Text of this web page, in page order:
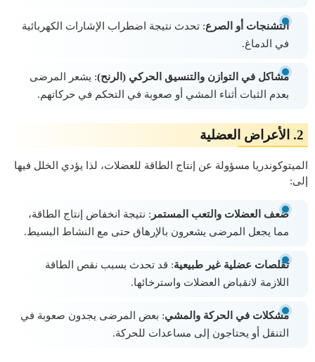
التشنجات أو الصرع: تحدث نتيجة اضطراب الإشارات الكهربائية
في الدماغ.
مشاكل في التوازن والتنسيق الحركي (الرنح): يشعر المرضى
بعدم الثبات أثناء المشي أو صعوبة في التحكم في حركاتهم.
2. الأعراض العضلية
الميتوكوندريا مسؤولة عن إنتاج الطاقة للعضلات، لذا يؤدي الخلل فيها
إلى:
ضعف العضلات والتعب المستمر : نتيجة انخفاض إنتاج الطاقة،
مما يجعل المرضى يشعرون بالإرهاق حتى مع النشاط البسيط.
تقلصات عضلية غير طبيعية: قد تحدث بسبب نقص الطاقة
اللازمة لانقباض العضلات واسترخائها.
مشكلات في الحركة والمشي: بعض المرضى يجدون صعوبة في
التنقل أو يحتاجون إلى مساعدات للحركة.